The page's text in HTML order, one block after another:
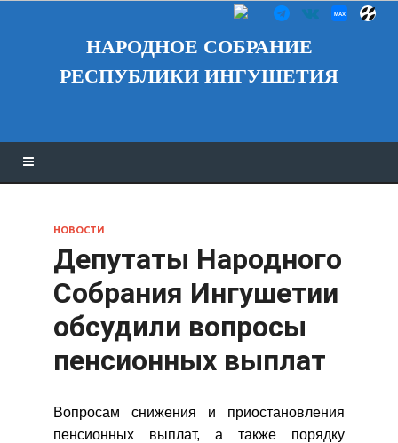
НАРОДНОЕ СОБРАНИЕ
РЕСПУБЛИКИ ИНГУШЕТИЯ
НОВОСТИ
Депутаты Народного
Собрания Ингушетии
обсудили вопросы
пенсионных выплат
Вопросам снижения и приостановления
пенсионных выплат, а также порядку